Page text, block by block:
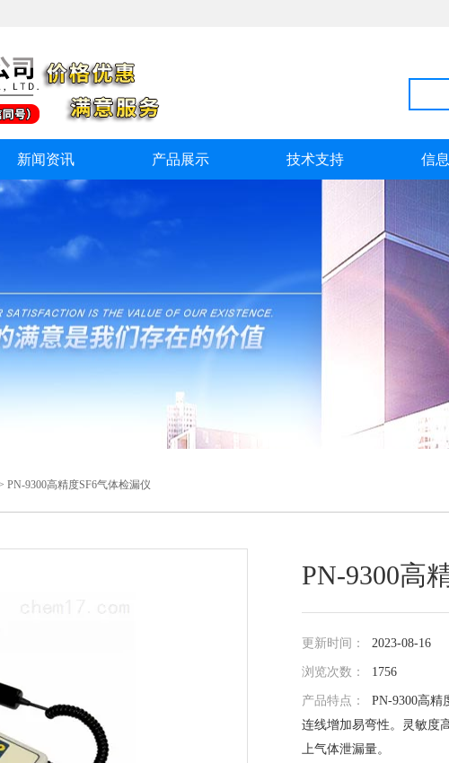
新闻资讯 产品展示 技术支持 信
PN-9300高精度SF6气体检漏仪
PN-9300高
更新时间： 2023-08-16
浏览次数： 1756
产品特点： PN-9300高
连线增加易弯性。灵敏度
上气体泄漏量。